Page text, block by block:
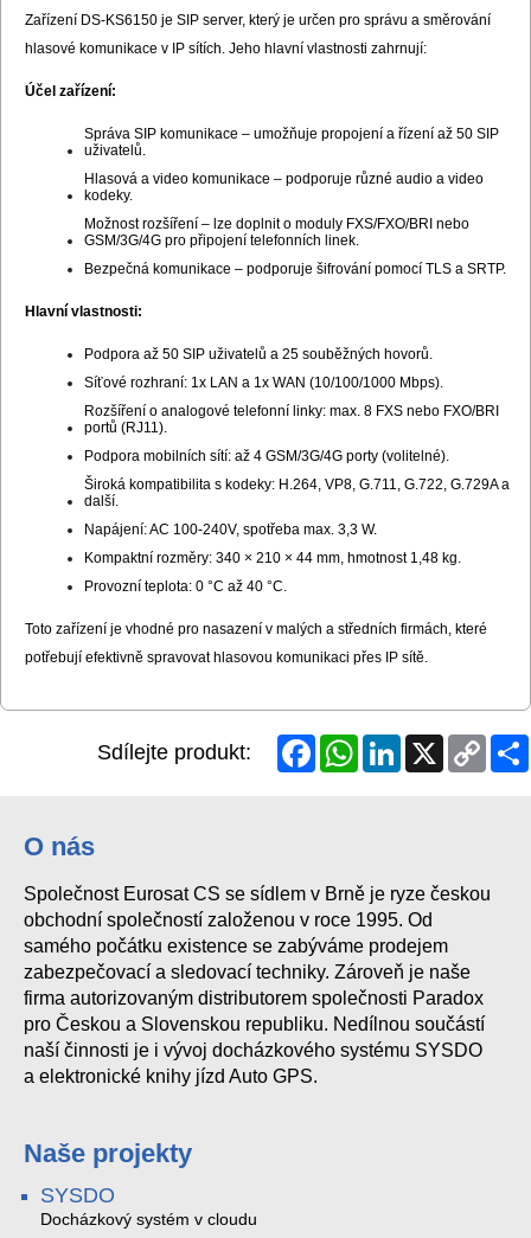
Zařízení DS-KS6150 je SIP server, který je určen pro správu a směrování
hlasové komunikace v IP sítích. Jeho hlavní vlastnosti zahrnují:
Účel zařízení:
Správa SIP komunikace – umožňuje propojení a řízení až 50 SIP
uživatelů.
Hlasová a video komunikace – podporuje různé audio a video
kodeky.
Možnost rozšíření – lze doplnit o moduly FXS/FXO/BRI nebo
GSM/3G/4G pro připojení telefonních linek.
Bezpečná komunikace – podporuje šifrování pomocí TLS a SRTP.
Hlavní vlastnosti:
Podpora až 50 SIP uživatelů a 25 souběžných hovorů.
Síťové rozhraní: 1x LAN a 1x WAN (10/100/1000 Mbps).
Rozšíření o analogové telefonní linky: max. 8 FXS nebo FXO/BRI
portů (RJ11).
Podpora mobilních sítí: až 4 GSM/3G/4G porty (volitelné).
Široká kompatibilita s kodeky: H.264, VP8, G.711, G.722, G.729A a
další.
Napájení: AC 100-240V, spotřeba max. 3,3 W.
Kompaktní rozměry: 340 × 210 × 44 mm, hmotnost 1,48 kg.
Provozní teplota: 0 °C až 40 °C.
Toto zařízení je vhodné pro nasazení v malých a středních firmách, které
potřebují efektivně spravovat hlasovou komunikaci přes IP sítě.
Sdílejte produkt: FacebookWhatsAppLinkedInX
Copy
Link
O nás
Společnost Eurosat CS se sídlem v Brně je ryze českou
obchodní společností založenou v roce 1995. Od
samého počátku existence se zabýváme prodejem
zabezpečovací a sledovací techniky. Zároveň je naše
firma autorizovaným distributorem společnosti Paradox
pro Českou a Slovenskou republiku. Nedílnou součástí
naší činnosti je i vývoj docházkového systému SYSDO
a elektronické knihy jízd Auto GPS.
Naše projekty
SYSDO
Docházkový systém v cloudu